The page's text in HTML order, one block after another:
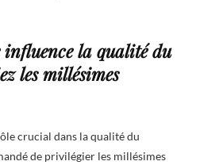
influence la qualité du
les millésimes
crucial dans la qualité du
de privilégier les millésimes